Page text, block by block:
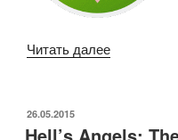
Читать далее«Будущее
самых
ОПУБЛИКОВАНО
26.05.2015